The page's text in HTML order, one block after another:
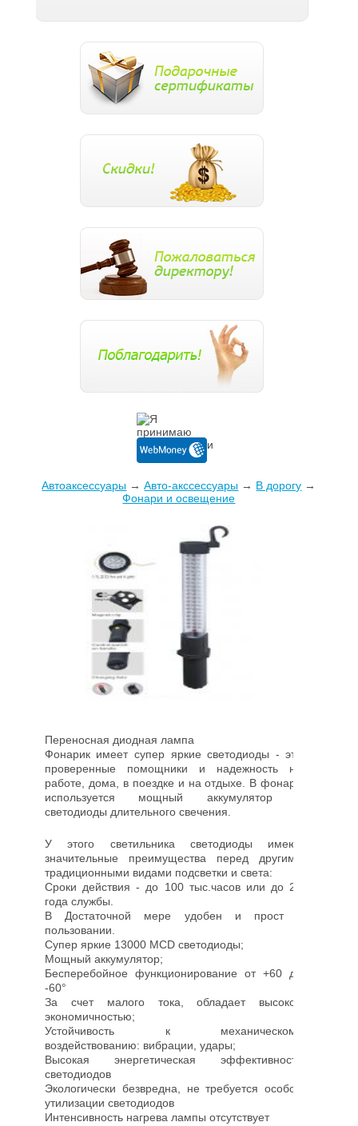
Автоаксессуары →Авто-акссессуары → В дорогу →
Фонари и освещение
Переносная диодная лампа
Фонарик имеет супер яркие светодиоды - это
проверенные помощники и надежность на
работе, дома, в поездке и на отдыхе. В фонаре
используется мощный аккумулятор и
светодиоды длительного свечения.
У этого светильника светодиоды имеют
значительные преимущества перед другими
традиционными видами подсветки и света:
Сроки действия - до 100 тыс.часов или до 24
года службы.
В Достаточной мере удобен и прост в
пользовании.
Супер яркие 13000 MCD светодиоды;
Мощный аккумулятор;
Бесперебойное функционирование от +60 до
-60°
За счет малого тока, обладает высокой
экономичностью;
Устойчивость к механическому
воздействованию: вибрации, удары;
Высокая энергетическая эффективность
светодиодов
Экологически безвредна, не требуется особой
утилизации светодиодов
Интенсивность нагрева лампы отсутствует